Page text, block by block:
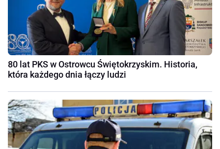
80 lat PKS w Ostrowcu Świętokrzyskim. Historia,
która każdego dnia łączy ludzi